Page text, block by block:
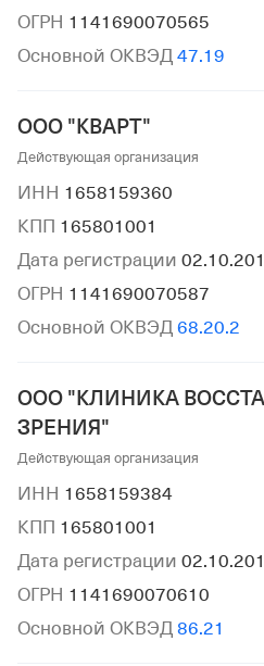
ОГРН 1141690070565
Основной ОКВЭД 47.19
ООО "КВАРТ"
Действующая организация
ИНН 1658159360
КПП 165801001
Дата регистрации
ОГРН 1141690070587
Основной ОКВЭД 68.20.2
ООО "КЛИНИКА
ЗРЕНИЯ"
Действующая организация
ИНН 1658159384
КПП 165801001
Дата регистрации
ОГРН 1141690070610
Основной ОКВЭД 86.21